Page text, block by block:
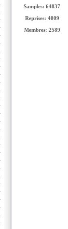
Samples: 64837
Reprises: 4009
Membres: 2589